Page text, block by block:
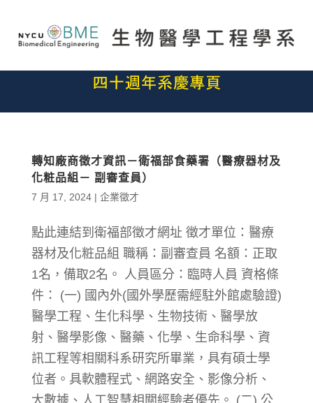
轉知廠商徵才資訊－衛福部食藥署（醫療器材及
化粧品組－ 副審查員）
7 月 17, 2024| 企業徵才
點此連結到衛福部徵才網址 徵才單位：醫療
器材及化粧品組 職稱：副審查員 名額：正取
1名，備取2名。 人員區分：臨時人員 資格條
件： (一) 國內外(國外學歷需經駐外館處驗證)
醫學工程、生化科學、生物技術、醫學放
射、醫學影像、醫藥、化學、生命科學、資
訊工程等相關科系研究所畢業，具有碩士學
位者。具軟體程式、網路安全、影像分析、